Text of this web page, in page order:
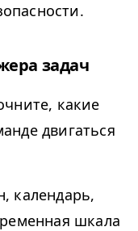
задач
какие
двигаться
календарь,
шкала